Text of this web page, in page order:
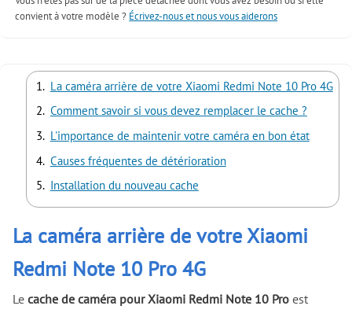
convient à votre modèle ? Écrivez-nous et nous vous aiderons
La caméra arrière de votre Xiaomi Redmi Note 10 Pro 4G
Comment savoir si vous devez remplacer le cache ?
L'importance de maintenir votre caméra en bon état
Causes fréquentes de détérioration
Installation du nouveau cache
La caméra arrière de votre Xiaomi
Redmi Note 10 Pro 4G
Le cache de caméra pour Xiaomi Redmi Note 10 Pro est